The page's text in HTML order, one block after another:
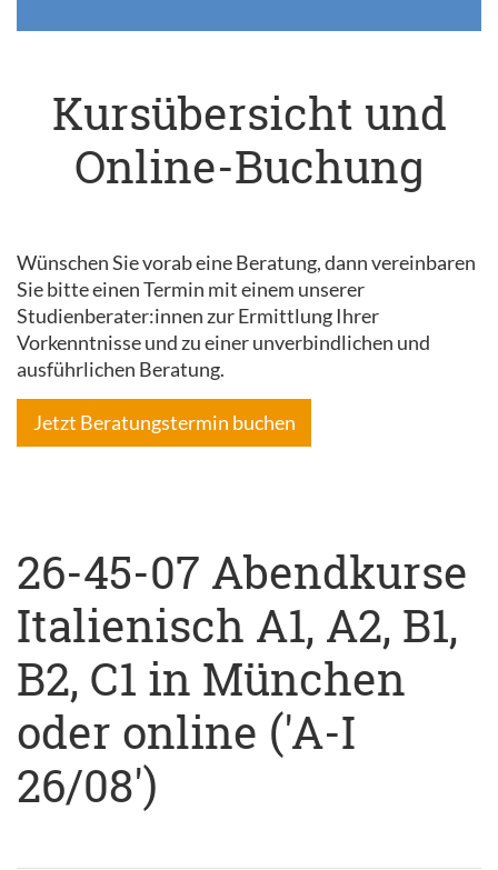
Kursübersicht und
Online-Buchung
Wünschen Sie vorab eine Beratung, dann vereinbaren
Sie bitte einen Termin mit einem unserer
Studienberater:innen zur Ermittlung Ihrer
Vorkenntnisse und zu einer unverbindlichen und
ausführlichen Beratung.
Jetzt Beratungstermin buchen
26-45-07 Abendkurse
Italienisch A1, A2, B1,
B2, C1 in München
oder online ('A-I
26/08')